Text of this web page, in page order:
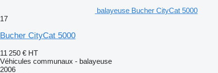
balayeuse Bucher CityCat 5000
17
Bucher CityCat 5000
11 250 € HT
Véhicules communaux - balayeuse
2006